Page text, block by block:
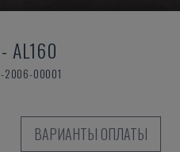
- AL160
2006-00001
ВАРИАНТЫ ОПЛАТЫ